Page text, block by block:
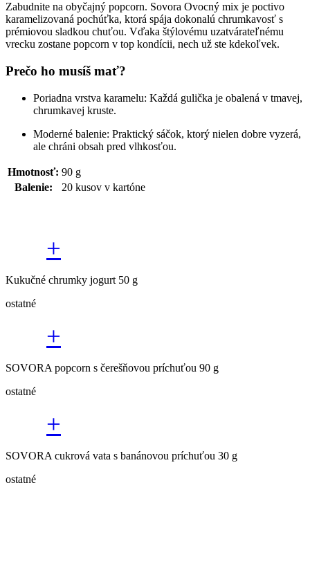
Zabudnite na obyčajný popcorn. Sovora Ovocný mix je poctivo
karamelizovaná pochúťka, ktorá spája dokonalú chrumkavosť s
prémiovou sladkou chuťou. Vďaka štýlovému uzatvárateľnému
vrecku zostane popcorn v top kondícii, nech už ste kdekoľvek.
Prečo ho musíš mať?
Poriadna vrstva karamelu: Každá gulička je obalená v tmavej,
chrumkavej kruste.
Moderné balenie: Praktický sáčok, ktorý nielen dobre vyzerá,
ale chráni obsah pred vlhkosťou.
Hmotnosť: 90 g
Balenie:
20 kusov v kartóne
+
Kukučné chrumky jogurt 50 g
ostatné
+
SOVORA popcorn s čerešňovou príchuťou 90 g
ostatné
+
SOVORA cukrová vata s banánovou príchuťou 30 g
ostatné